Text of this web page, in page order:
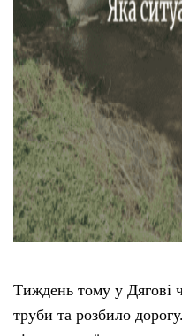
Тиждень тому у Дягові
труби та розбило